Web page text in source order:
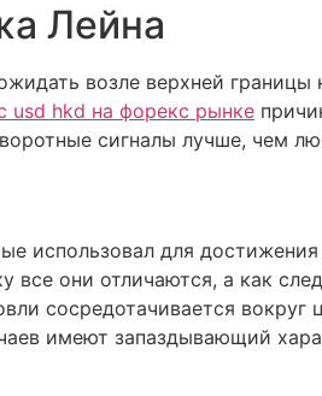
Лейна
возле верхней границы
usd hkd на форекс рынке
сигналы лучше, чем
использовал для
они отличаются, а как
сосредотачивается
имеют запаздывающий